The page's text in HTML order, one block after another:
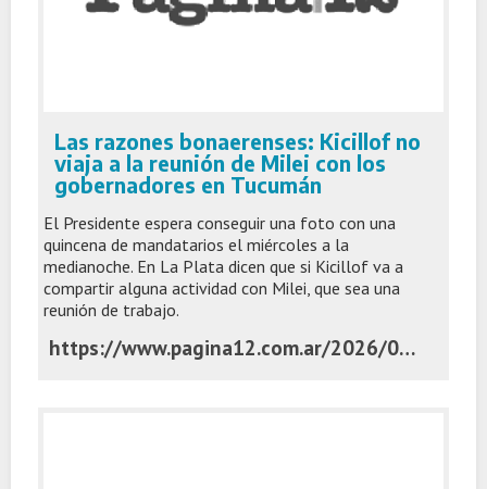
Las razones bonaerenses: Kicillof no
viaja a la reunión de Milei con los
gobernadores en Tucumán
El Presidente espera conseguir una foto con una
quincena de mandatarios el miércoles a la
medianoche. En La Plata dicen que si Kicillof va a
compartir alguna actividad con Milei, que sea una
reunión de trabajo.
https://www.pagina12.com.ar/2026/07/08/las-razones-bonaerenses-kicillof-no-viaja-a-la-reunion-de-milei-con-los-gobernadores-en-tucuman/